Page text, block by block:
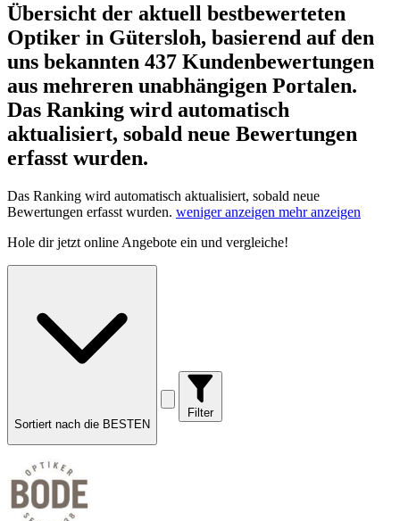
Übersicht der aktuell bestbewerteten
Optiker in Gütersloh, basierend auf den
uns bekannten 437 Kundenbewertungen
aus mehreren unabhängigen Portalen.
Das Ranking wird automatisch
aktualisiert, sobald neue Bewertungen
erfasst wurden.
Das Ranking wird automatisch aktualisiert, sobald neue
Bewertungen erfasst wurden. weniger anzeigen mehr anzeigen
Hole dirjetzt online Angebote ein und vergleiche!
Sortiert nach die BESTEN
Filter